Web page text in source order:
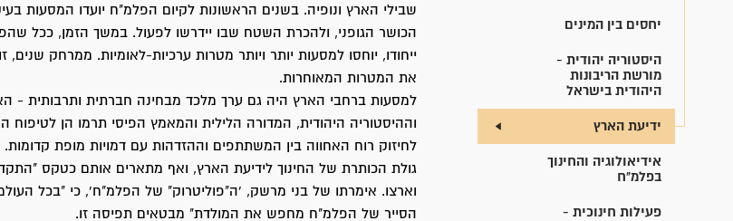
יחסים בין המינים
היסטוריה יהודית -
מורשת הריבונות
היהודית בישראל
ידיעת הארץ
אידיאולוגיה והחינוך
בפלמ"ח
פעילות חינוכית -
שבילי הארץ ונופיה. בשנים הראשונות לקיום הפלמ"ח יועדו המסעות
הכושר הגופני, ולהכרת השטח שבו יידרשו לפעול. במשך הזמן, ככל
ייחודו, יוחסו למסעות יותר ויותר מטרות ערכיות-לאומיות. ממרחק שנים,
את המטרות המאוחרות.
למסעות ברחבי הארץ היה גם ערך מלכד מבחינה חברתית ותרבותית -
וההיסטוריה היהודית, המדורה הלילית והמאמץ הפיסי תרמו הן לטיפוח
לחיזוק רוח האחווה בין המשתתפים וההזדהות עם דמויות מופת
גולת הכותרת של החינוך לידיעת הארץ, ואף מתארים אותם כטקס
וארצו. אימרתו של בני מרשק, 'ה"פוליטרוק" של הפלמ"ח', כי "בכל
הסייר של הפלמ"ח מחפש את המולדת" מבטאים תפיסה זו.